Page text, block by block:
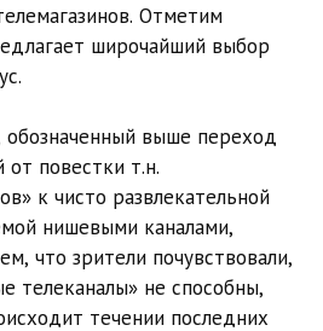
Отметим
широчайший выбор
обозначенный выше переход
от повестки т.н.
к чисто развлекательной
нишевыми каналами,
что зрители почувствовали,
телеканалы» не способны,
течении последних